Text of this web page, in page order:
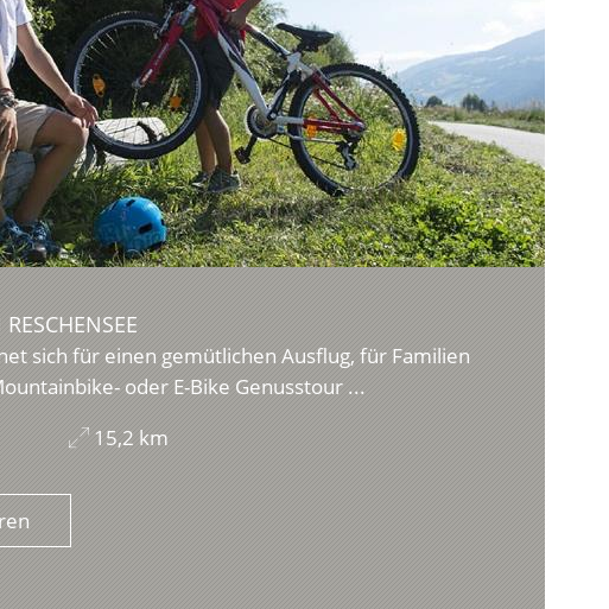
sich für einen gemütlichen Ausflug, für Familien
oder E-Bike Genusstour ...
15,2 km